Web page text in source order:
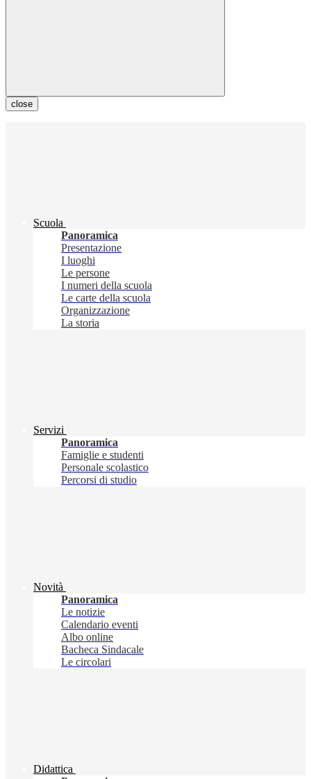
close
Scuola
Panoramica
Presentazione
I luoghi
Le persone
I numeri della scuola
Le carte della scuola
Organizzazione
La storia
Servizi
Panoramica
Famiglie e studenti
Personale scolastico
Percorsi di studio
Novità
Panoramica
Le notizie
Calendario eventi
Albo online
Bacheca Sindacale
Le circolari
Didattica